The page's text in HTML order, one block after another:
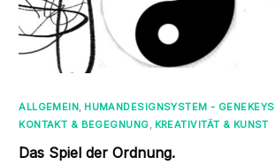
ALLGEMEIN, HUMANDESIGNSYSTEM - GENEKEYS
KONTAKT & BEGEGNUNG, KREATIVITÄT & KUNST
Das Spiel der Ordnung.